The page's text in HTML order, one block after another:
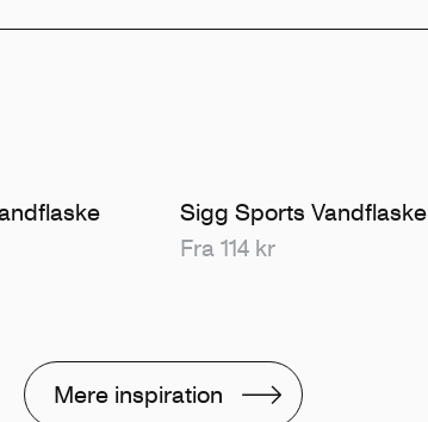
Sigg Sports Vandflaske
Fra 114 kr
Mere inspiration